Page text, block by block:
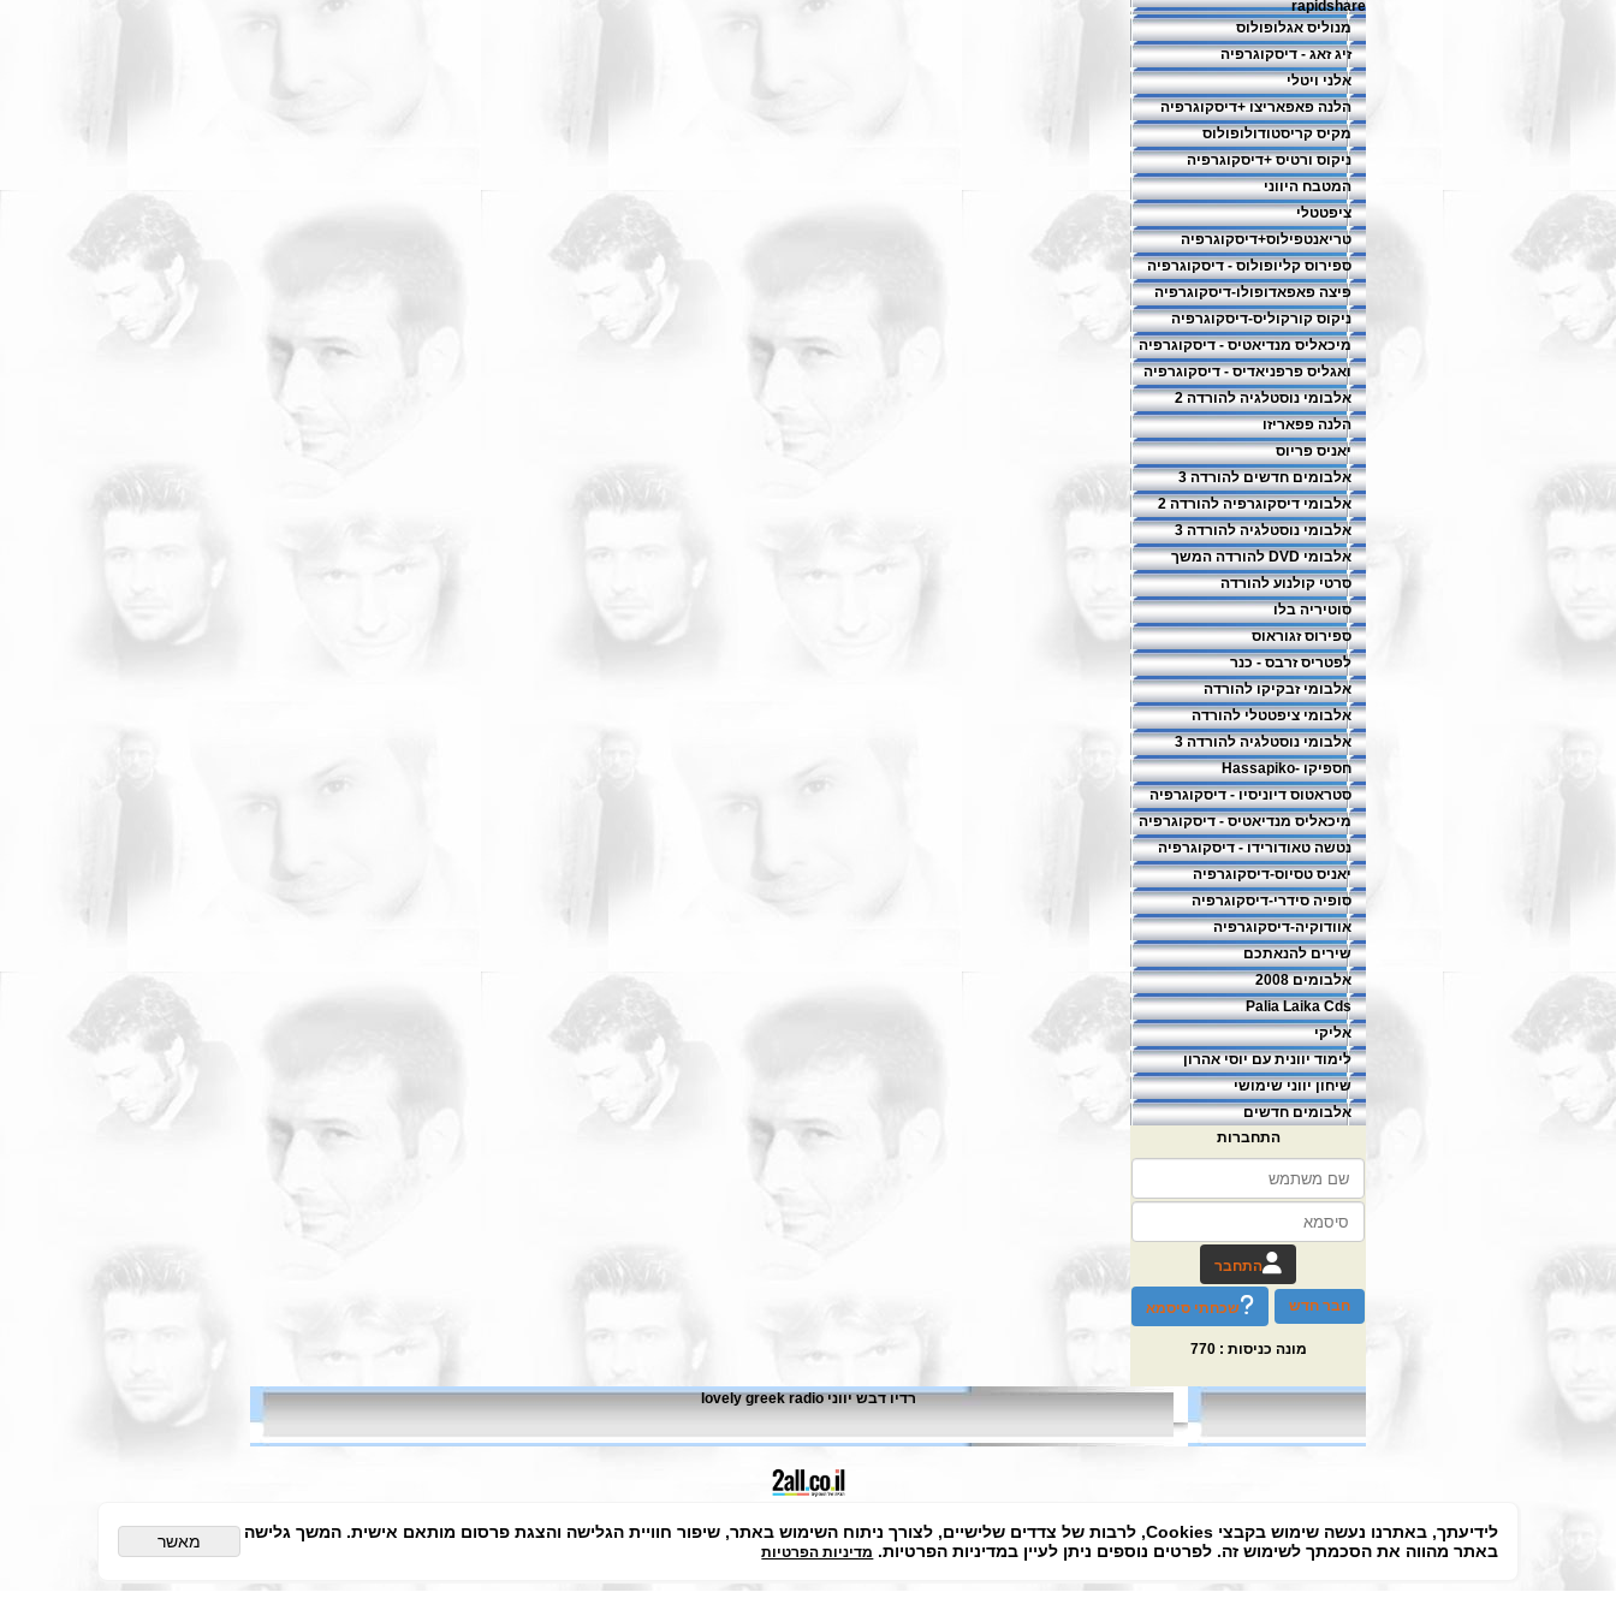
rapidshare
מנוליס אגלופולוס
זיג זאג - דיסקוגרפיה
אלני ויטלי
הלנה פאפאריצו +דיסקוגרפיה
מקיס קריסטודולופולוס
ניקוס ורטיס +דיסקוגרפיה
המטבח היווני
ציפטטלי
טריאנטפילוס+דיסקוגרפיה
ספירוס קליופולוס - דיסקוגרפיה
פיצה פאפאדופולו-דיסקוגרפיה
ניקוס קורקוליס-דיסקוגרפיה
מיכאליס מנדיאטיס - דיסקוגרפיה
ואגליס פרפניאדיס - דיסקוגרפיה
אלבומי נוסטלגיה להורדה 2
הלנה פפאריזו
יאניס פריוס
אלבומים חדשים להורדה 3
אלבומי דיסקוגרפיה להורדה 2
אלבומי נוסטלגיה להורדה 3
אלבומי DVD להורדה המשך
סרטי קולנוע להורדה
סוטיריה בלו
ספירוס זגוראוס
לפטריס זרבס - כנר
אלבומי זבקיקו להורדה
אלבומי ציפטטלי להורדה
אלבומי נוסטלגיה להורדה 3
חספיקו -Hassapiko
סטראטוס דיוניסיו - דיסקוגרפיה
מיכאליס מנדיאטיס - דיסקוגרפיה
נטשה טאודורידו - דיסקוגרפיה
יאניס טסיוס-דיסקוגרפיה
סופיה סידרי-דיסקוגרפיה
אוודוקיה-דיסקוגרפיה
שירים להנאתכם
אלבומים 2008
Palia Laika Cds
אליקי
לימוד יוונית עם יוסי אהרון
שיחון יווני שימושי
אלבומים חדשים
התחברות
התחבר
חבר חדש שכחתי סיסמא
מונה כניסות :770
רדיו דבש יווני lovely greek radio
לידיעתך, באתרנו נעשה שימוש בקבצי Cookies, לרבות של צדדים שלישיים, לצורך ניתוח השימוש באתר, שיפור חוויית הגלישה והצגת פרסום מותאם אישית. המשך גלישה
באתר מהווה את הסכמתך לשימוש זה. לפרטים נוספים ניתן לעיין במדיניות הפרטיות. מדיניות הפרטיות
מאשר